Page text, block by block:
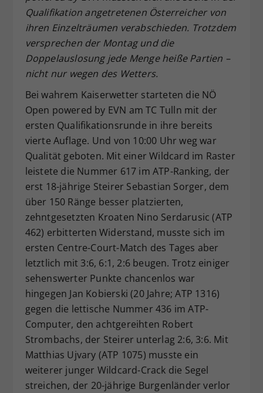
Qualifikation angetretenen Österreicher von
ihren Einzelträumen verabschieden. Trotzdem
versprechen der Montag und die
Doppelauslosung jede Menge heiße Partien –
nicht nur wegen des Wetters.
Bei wahrem Kaiserwetter starteten die NÖ
Open powered by EVN am TC Tulln mit der
ersten Qualifikationsrunde in ihre bereits
vierte Auflage. Und von 10:00 Uhr weg war
Qualität geboten. Mit einer Wildcard im Raster
leistete die Nummer 617 im ATP-Ranking, der
erst 18-jährige Steirer Sebastian Sorger, dem
über 150 Ränge besser platzierten,
zehntgesetzten Kroaten Nino Serdarusic (ATP
462) erbitterten Widerstand, musste sich im
ersten Centre-Court-Match des Tages aber
letztlich mit 3:6, 6:1, 2:6 beugen. Trotz einiger
sehenswerter Punkte chancenlos war
hingegen Jan Kobierski (20 Jahre; ATP 1316)
gegen die lettische Nummer 436 im ATP-
Computer, den achtgereihten Robert
Strombachs, der Steirer unterlag 2:6, 3:6. Mit
Matthias Ujvary (ATP 1075) musste ein
weiterer junger Wildcard-Crack die Segel
streichen, der 20-jährige Burgenländer verlor
Zweck
Dieser Wert speichert Ihre Consent-
Einstellungen. Unter anderem eine
zufällig generierte ID, für die
historische Speicherung Ihrer
vorgenommen Einstellungen, falls der
Webseiten-Betreiber dies eingestellt
hat.